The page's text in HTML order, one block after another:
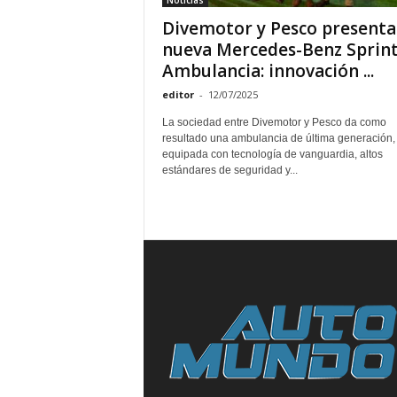
Divemotor y Pesco
nueva Mercedes-Benz
Ambulancia: innovación ...
editor - 12/07/2025
La sociedad entre Divemotor y Pesco da como
resultado una ambulancia de última generación,
equipada con tecnología de vanguardia, altos
estándares de seguridad y...